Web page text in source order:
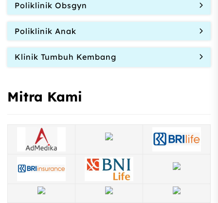
Poliklinik Obsgyn
Poliklinik Anak
Klinik Tumbuh Kembang
Mitra Kami